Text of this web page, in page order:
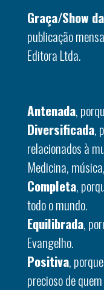
Graça/Show
publicação
Editora Ltda.
Antenada,
Diversificada,
relacionados à
Medicina,
Completa,
todo o mundo.
Equilibrada,
Evangelho.
Positiva,
precioso de